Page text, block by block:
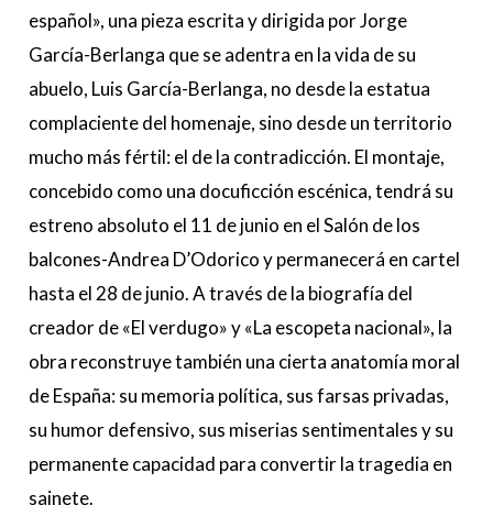
español», una pieza escrita y dirigida por Jorge
García-Berlanga que se adentra en la vida de su
abuelo, Luis García-Berlanga, no desde la estatua
complaciente del homenaje, sino desde un territorio
mucho más fértil: el de la contradicción. El montaje,
concebido como una docuficción escénica, tendrá su
estreno absoluto el 11 de junio en el Salón de los
balcones-Andrea D’Odorico y permanecerá en cartel
hasta el 28 de junio. A través de la biografía del
creador de «El verdugo» y «La escopeta nacional», la
obra reconstruye también una cierta anatomía moral
de España: su memoria política, sus farsas privadas,
su humor defensivo, sus miserias sentimentales y su
permanente capacidad para convertir la tragedia en
sainete.